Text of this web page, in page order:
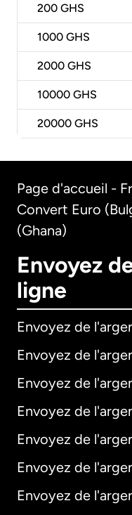
200 GHS
1000 GHS
2000 GHS
10000 GHS
20000 GHS
Page d'accueil -
Convert Euro
(Ghana)
Envoyez
ligne
Envoyez de
Envoyez de
Envoyez de
Envoyez de
Envoyez de
Envoyez de
Envoyez de